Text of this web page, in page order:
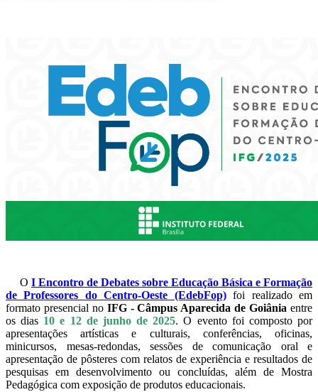
O I Encontro de Debates sobre Educação Básica e Formação
de Professores do Centro-Oeste (EdebFop)foi realizado em
formato presencial no IFG - Câmpus Aparecida de Goiânia entre
os dias 10 e 12 de junho de 2025. O evento foi composto por
apresentações artísticas e culturais, conferências, oficinas,
minicursos, mesas-redondas, sessões de comunicação oral e
apresentação de pôsteres com relatos de experiência e resultados de
pesquisas em desenvolvimento ou concluídas, além de Mostra
Pedagógica com exposição de produtos educacionais.